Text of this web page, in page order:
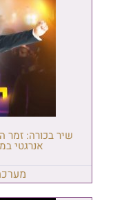
שיר בכורה: זמר
אנרגטי